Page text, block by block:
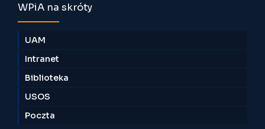
WPiA na skróty
UAM
Intranet
Biblioteka
USOS
Poczta